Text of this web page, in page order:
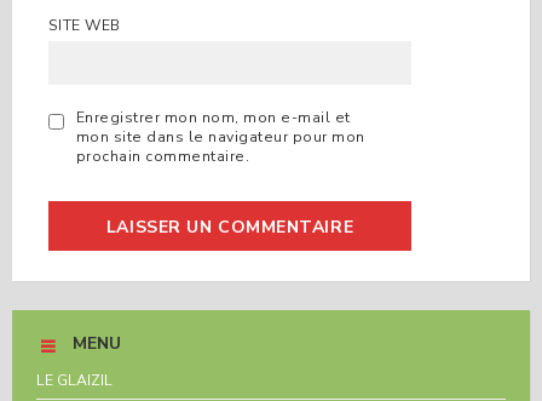
SITE WEB
Enregistrer mon nom, mon e-mail et
mon site dans le navigateur pour mon
prochain commentaire.
MENU
LE GLAIZIL